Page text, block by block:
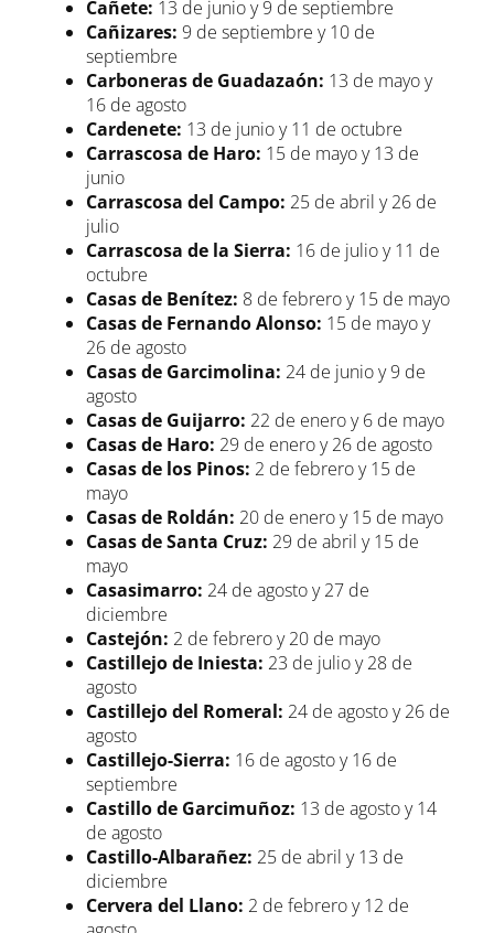
Cañete: 13 de junio y 9 de septiembre
Cañizares: 9 de septiembre y 10 de
septiembre
Carboneras de Guadazaón: 13 de mayo y
16 de agosto
Cardenete: 13 de junio y 11 de octubre
Carrascosa de Haro: 15 de mayo y 13 de
junio
Carrascosa del Campo: 25 de abril y 26 de
julio
Carrascosa de la Sierra: 16 de julio y 11 de
octubre
Casas de Benítez: 8 de febrero y 15 de mayo
Casas de Fernando Alonso: 15 de mayo y
26 de agosto
Casas de Garcimolina: 24 de junio y 9 de
agosto
Casas de Guijarro: 22 de enero y 6 de mayo
Casas de Haro: 29 de enero y 26 de agosto
Casas de los Pinos: 2 de febrero y 15 de
mayo
Casas de Roldán: 20 de enero y 15 de mayo
Casas de Santa Cruz: 29 de abril y 15 de
mayo
Casasimarro: 24 de agosto y 27 de
diciembre
Castejón: 2 de febrero y 20 de mayo
Castillejo de Iniesta: 23 de julio y 28 de
agosto
Castillejo del Romeral: 24 de agosto y 26 de
agosto
Castillejo-Sierra: 16 de agosto y 16 de
septiembre
Castillo de Garcimuñoz: 13 de agosto y 14
de agosto
Castillo-Albarañez: 25 de abril y 13 de
diciembre
Cervera del Llano: 2 de febrero y 12 de